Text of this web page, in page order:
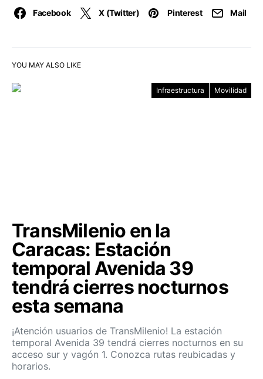
Facebook X (Twitter) Pinterest Mail
YOU MAY ALSO LIKE
Infraestructura Movilidad
TransMilenio en la
Caracas: Estación
temporal Avenida 39
tendrá cierres nocturnos
esta semana
¡Atención usuarios de TransMilenio! La estación
temporal Avenida 39 tendrá cierres nocturnos en su
acceso sur y vagón 1. Conozca rutas reubicadas y
horarios.